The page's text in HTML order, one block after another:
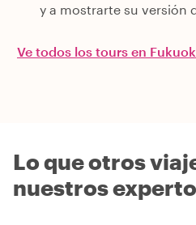
y a mostrarte su versión
Ve todos los tours en
Lo que otros
nuestros